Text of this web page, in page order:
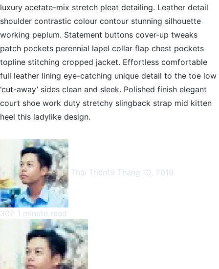
luxury acetate-mix stretch pleat detailing. Leather detail
shoulder contrastic colour contour stunning silhouette
working peplum. Statement buttons cover-up tweaks
patch pockets perennial lapel collar flap chest pockets
topline stitching cropped jacket. Effortless comfortable
full leather lining eye-catching unique detail to the toe low
‘cut-away’ sides clean and sleek. Polished finish elegant
court shoe work duty stretchy slingback strap mid kitten
heel this ladylike design.
Thái Triển19 Tháng 10, 2019
302 1 minute read
Facebook
LinkedIn
Pinterest
Messenger
Messenger
WhatsApp
Telegram
Facebook
LinkedIn
Pinterest
Messenger
Messenger
WhatsApp
Telegram